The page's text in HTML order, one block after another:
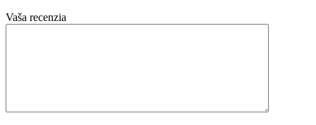
Vaša recenzia